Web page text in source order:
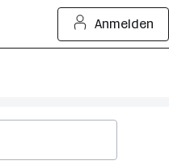
Anmelden